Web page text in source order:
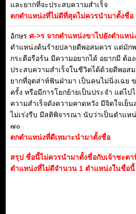
และยากที่จะประสบความสำเร็จ
ตกตำแหน่งที่ไม่ดีที่สุดไม่ควรนำมาตั้งชื่อ
อักษร ศ->ร จากตำแหน่งขาไปยังตำแหน่
ตำแหน่งต้นร้ายปลายดีพอสมควร แต่มัก
กระตือรือร้น มีความอยากได้ อยากมี ต้
ประสบความสำเร็จในชีวิตได้ด้วยดีพอส
ยากที่อุตส่าห์ฟันฝ่ามา เป็นคนไม่นิ่งเฉย
ครั้ง หรือมีการโยกย้ายเป็นประจำ แต่ไ
ความสำเร็จดังความคาดหวัง มีจิตใจเ
ไม่เร่งรีบ มีสติพิจารณา นับว่าเป็นตำแห
๗๐
ตกตำแหน่งที่ดีเหมาะนำมาตั้งชื่อ
สรุป ชื่อนี้ไม่ควรนำมาตั้งชื่อกับเจ้าชะต
ตำแหน่งที่ไม่ดีจำนวน 1 ตำแหน่งในชื่อนี้